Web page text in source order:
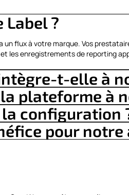
Label ?
flux à votre marque. Vos
les enregistrements de reporting
t-elle à
plateforme à
configuration
pour notre